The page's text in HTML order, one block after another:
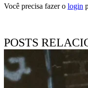
Você precisa fazer o login
POSTS